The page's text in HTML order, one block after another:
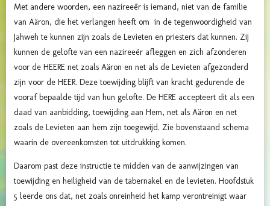
Met andere woorden, een nazireeër is iemand, niet van de familie
van Aäron, die het verlangen heeft om in de tegenwoordigheid van
Jahweh te kunnen zijn zoals de Levieten en priesters dat kunnen. Zij
kunnen de gelofte van een nazireeër afleggen en zich afzonderen
voor de HEERE net zoals Aäron en net als de Levieten afgezonderd
zijn voor de HEER. Deze toewijding blijft van kracht gedurende de
vooraf bepaalde tijd van hun gelofte. De HERE accepteert dit als een
daad van aanbidding, toewijding aan Hem, net als Aäron en net
zoals de Levieten aan hem zijn toegewijd. Zie bovenstaand schema
waarin de overeenkomsten tot uitdrukking komen.
Daarom past deze instructie te midden van de aanwijzingen van
toewijding en heiligheid van de tabernakel en de levieten. Hoofdstuk
5 leerde ons dat, net zoals onreinheid het kamp verontreinigt waar